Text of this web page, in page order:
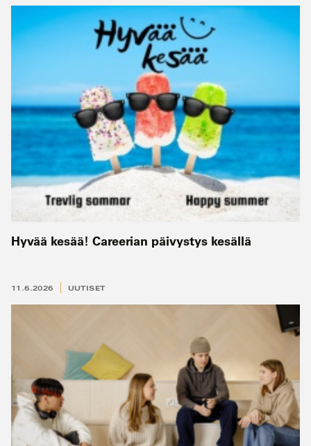
Hyvää kesää! Careerian päivystys kesällä
11.6.2026 UUTISET